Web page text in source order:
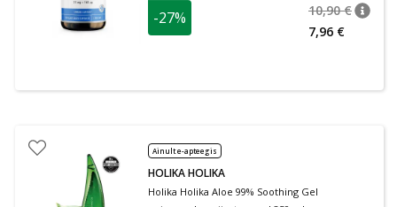
-27% 10,90 €
7,96 €
Ainult e-apteegis
HOLIKA HOLIKA
Holika Holika Aloe 99% Soothing Gel